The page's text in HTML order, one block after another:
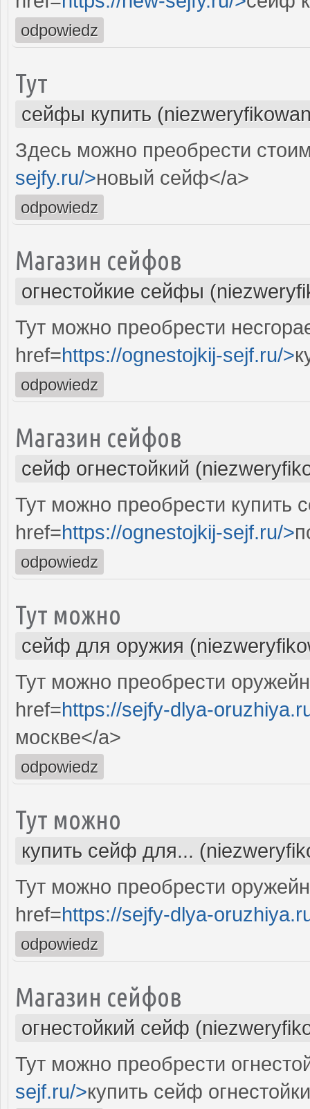
odpowiedz
Тут
сейфы купить
Здесь можно преобрести
sejfy.ru/>новый сейф</a>
odpowiedz
Магазин сейфов
огнестойкие сейфы
Тут можно преобрести
href=https://ognestojkij-sejf.ru/>
odpowiedz
Магазин сейфов
сейф огнестойкий
Тут можно преобрести купить
href=https://ognestojkij-sejf.ru/>
odpowiedz
Тут можно
сейф для оружия
Тут можно преобрести
href=https://sejfy-dlya-
москве</a>
odpowiedz
Тут можно
купить сейф для...
Тут можно преобрести
href=https://sejfy-dlya-
odpowiedz
Магазин сейфов
огнестойкий сейф
Тут можно преобрести
sejf.ru/>купить сейф